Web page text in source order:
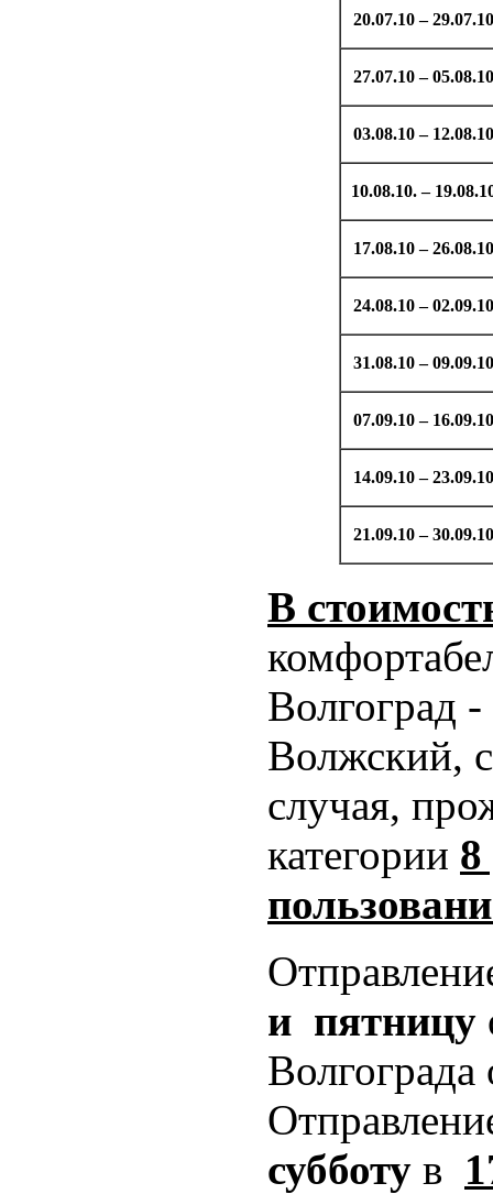
20.07.10 – 29.07.10
27.07.10 – 05.08.10
03.08.10 – 12.08.10
10.08.10. –
17.08.10 – 26.08.10
24.08.10 – 02.09.10
31.08.10 – 09.09.10
07.09.10 – 16.09.10
14.09.10 – 23.09.10
21.09.10 – 30.09.10
В
Волгоград
Волжский,
случая,
категории 8
и пятницу
субботу в